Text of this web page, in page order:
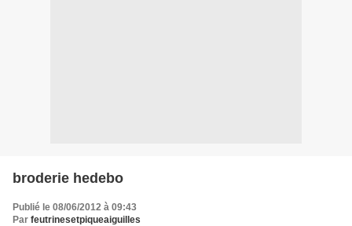
broderie hedebo
Publié le 08/06/2012 à 09:43
Par feutrinesetpiqueaiguilles